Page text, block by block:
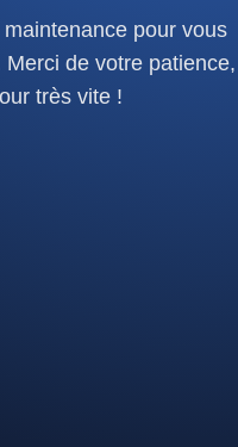
pour vous
de votre patience,
très vite !